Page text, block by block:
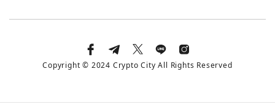
Copyright © 2024 Crypto City All Rights Reserved